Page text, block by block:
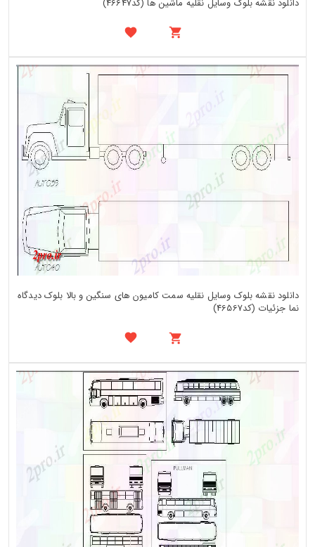
دانلود نقشه بلوک وسایل نقلیه ماشین ها (کد46647)
دانلود نقشه بلوک وسایل نقلیه سمت کامیون های سنگین و بالا بلوک دیدگاه
نما جزئیات (کد46567)